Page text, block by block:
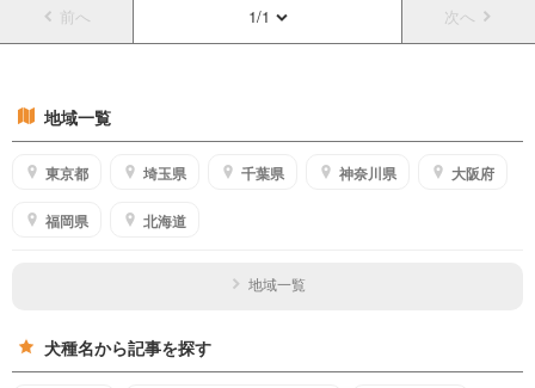
前へ 1/1 次へ
地域一覧
東京都 埼玉県 千葉県 神奈川県 大阪府
福岡県 北海道
地域一覧
犬種名から記事を探す